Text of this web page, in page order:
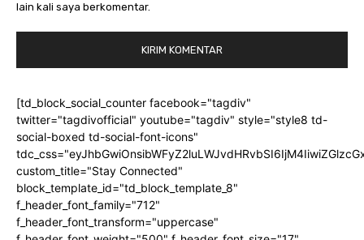
lain kali saya berkomentar.
[td_block_social_counter facebook="tagdiv"
twitter="tagdivofficial" youtube="tagdiv" style="style8 td-
social-boxed td-social-font-icons"
custom_title="Stay Connected"
block_template_id="td_block_template_8"
f_header_font_family="712"
f_header_font_transform="uppercase"